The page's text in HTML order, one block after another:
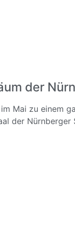
der
Mai zu einem
der Nürnberger